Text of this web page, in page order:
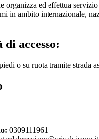
organizza ed effettua
in ambito internazionale,
accesso:
o su ruota tramite strada
0309111961